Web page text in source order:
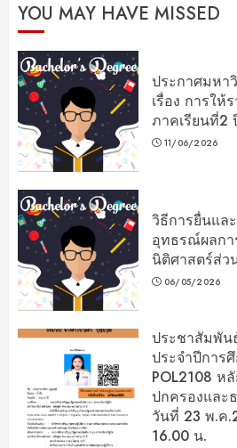
YOU MAY HAVE MISSED
ประกาศมหา
เรื่อง การให้
ภาคเรียนที่2
11/06/2026
วิธีการยื่นแล
อุทธรณ์ผลก
นิติศาสตร์ส่
06/05/2026
ประชาสัมพัน
ประจำปีการ
POL2108 ห
ปกครองและ
วันที่ 23 พ.ค
16.00 น.